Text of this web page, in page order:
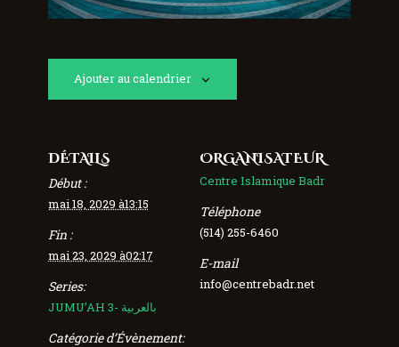
Ajouter au calendrier
DÉTAILS
Début :
mai 18, 2029 à13:15
Fin :
mai 23, 2029 à02:17
Series:
JUMU’AH 3- بالعربية
Catégorie d’Évènement:
ORGANISATEUR
Centre Islamique Badr
Téléphone
(514) 255-6460
E-mail
info@centrebadr.net